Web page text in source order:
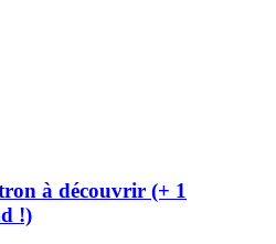
à découvrir (+ 1
!)